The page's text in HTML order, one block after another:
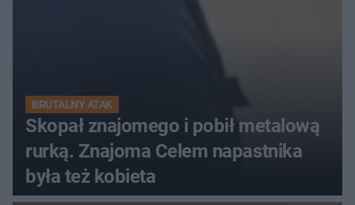
BRUTALNY ATAK
Skopał znajomego i pobił metalową
rurką. Znajoma Celem napastnika
była też kobieta